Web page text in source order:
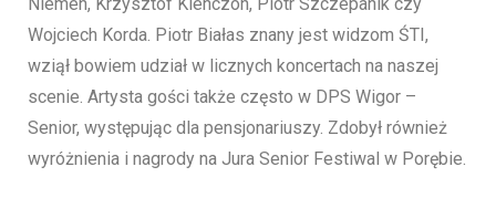
Wojciech Korda. Piotr Białas znany jest widzom ŚTI,
wziął bowiem udział w licznych koncertach na naszej
scenie. Artysta gości także często w DPS Wigor –
Senior, występując dla pensjonariuszy. Zdobył również
wyróżnienia i nagrody na Jura Senior Festiwal w Porębie.